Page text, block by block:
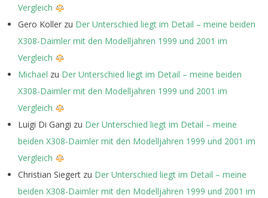
Vergleich
Gero Koller zu Der Unterschied liegt im Detail – meine beiden
X308-Daimler mit den Modelljahren 1999 und 2001 im
Vergleich
Michael zu Der Unterschied liegt im Detail – meine beiden
X308-Daimler mit den Modelljahren 1999 und 2001 im
Vergleich
Luigi Di Gangi zu Der Unterschied liegt im Detail – meine
beiden X308-Daimler mit den Modelljahren 1999 und 2001 im
Vergleich
Christian Siegert zu Der Unterschied liegt im Detail – meine
beiden X308-Daimler mit den Modelljahren 1999 und 2001 im